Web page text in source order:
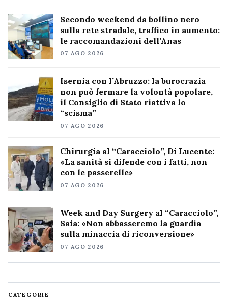
Secondo weekend da bollino nero
sulla rete stradale, traffico in aumento:
le raccomandazioni dell’Anas
07 AGO 2026
Isernia con l’Abruzzo: la burocrazia
non può fermare la volontà popolare,
il Consiglio di Stato riattiva lo
“scisma”
07 AGO 2026
Chirurgia al “Caracciolo”, Di Lucente:
«La sanità si difende con i fatti, non
con le passerelle»
07 AGO 2026
Week and Day Surgery al “Caracciolo”,
Saia: «Non abbasseremo la guardia
sulla minaccia di riconversione»
07 AGO 2026
CATEGORIE